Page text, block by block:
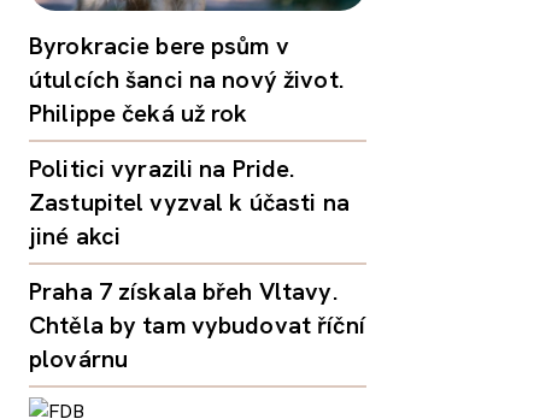
Byrokracie bere psům v
útulcích šanci na nový život.
Philippe čeká už rok
Politici vyrazili na Pride.
Zastupitel vyzval k účasti na
jiné akci
Praha 7 získala břeh Vltavy.
Chtěla by tam vybudovat říční
plovárnu